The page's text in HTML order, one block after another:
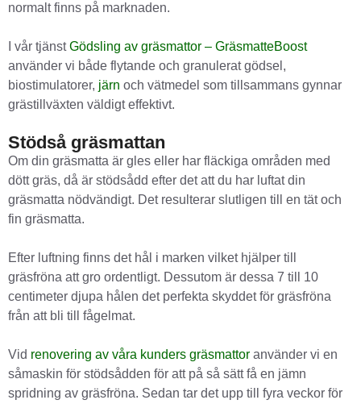
normalt finns på marknaden.
I vår tjänstGödsling av gräsmattor – GräsmatteBoost
använder vi både flytande och granulerat gödsel,
biostimulatorer, järn och vätmedel som tillsammans gynnar
grästillväxten väldigt effektivt.
Stödså gräsmattan
Om din gräsmatta är gles eller har fläckiga områden med
dött gräs, då är stödsådd efter det att du har luftat din
gräsmatta nödvändigt. Det resulterar slutligen till en tät och
fin gräsmatta.
Efter luftning finns det hål i marken vilket hjälper till
gräsfröna att gro ordentligt. Dessutom är dessa 7 till 10
centimeter djupa hålen det perfekta skyddet för gräsfröna
från att bli till fågelmat.
Vid renovering av våra kunders gräsmattor använder vi en
såmaskin för stödsådden för att på så sätt få en jämn
spridning av gräsfröna. Sedan tar det upp till fyra veckor för